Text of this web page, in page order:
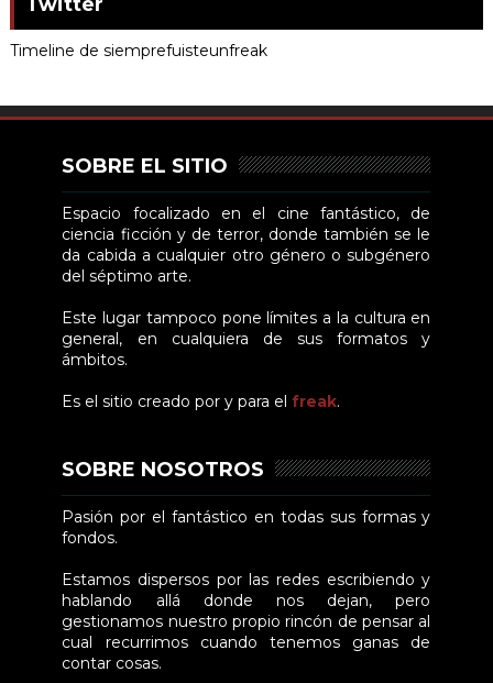
Timeline de siemprefuisteunfreak
SOBRE EL SITIO
Espacio focalizado en el cine fantástico, de
ciencia ficción y de terror, donde también se le
da cabida a cualquier otro género o subgénero
del séptimo arte.
Este lugar tampoco pone límites a la cultura en
general, en cualquiera de sus formatos y
ámbitos.
Es el sitio creado por y para elfreak.
SOBRE NOSOTROS
Pasión por el fantástico en todas sus formas y
fondos.
Estamos dispersos por las redes escribiendo y
hablando allá donde nos dejan, pero
gestionamos nuestro propio rincón de pensar al
cual recurrimos cuando tenemos ganas de
contar cosas.